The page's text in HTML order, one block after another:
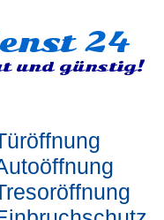
24
und günstig!